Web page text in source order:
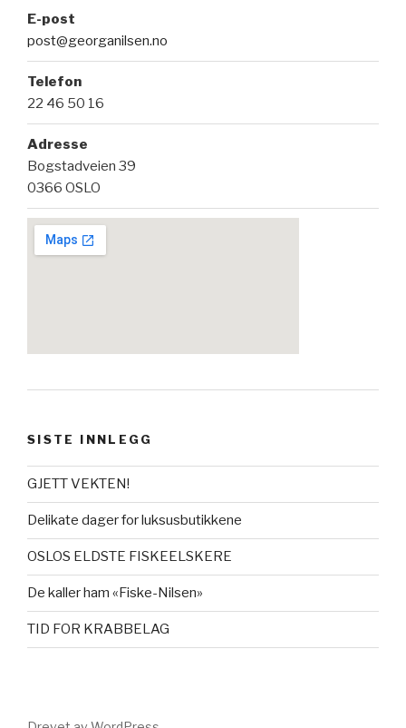
E-post
post@georganilsen.no
Telefon
22 46 50 16
Adresse
Bogstadveien 39
0366 OSLO
SISTE INNLEGG
GJETT VEKTEN!
Delikate dager for luksusbutikkene
OSLOS ELDSTE FISKEELSKERE
De kaller ham «Fiske-Nilsen»
TID FOR KRABBELAG